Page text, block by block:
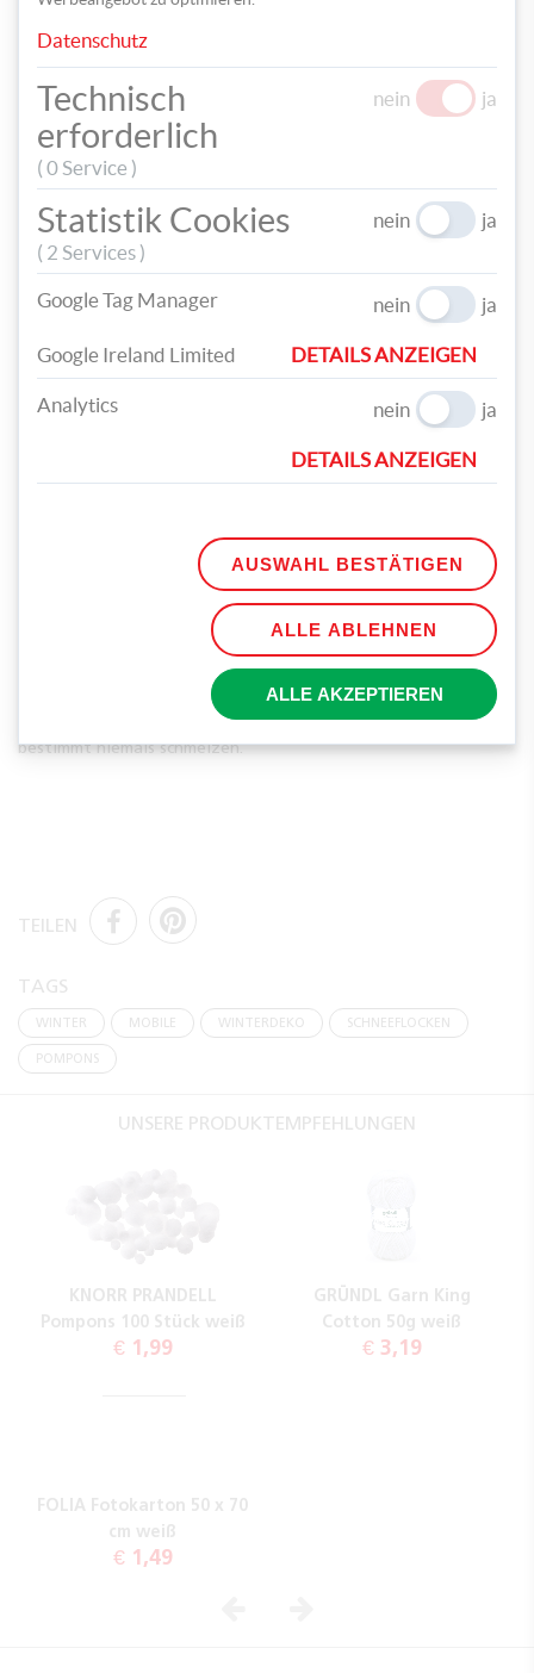
Sind alle Fäden fertig dekoriert, befestigen Sie noch ein Stück
weißen Garn als Aufhängung an dem Ast. Wenn Sie möchten,
verschönern.
Fertig ist das Zauberhafte Mobile, dessen Schneeflocken
bestimmt niemals schmelzen.
TEILEN
TAGS
WINTER MOBILE WINTERDEKO SCHNEEFLOCKEN
POMPONS
UNSERE PRODUKTEMPFEHLUNGEN
KNORR PRANDELL
Pompons 100 Stück weiß
€ 1,99
GRÜNDL Garn King
Cotton 50g weiß
€ 3,19
FOLIA Fotokarton 50 x 70
cm weiß
€ 1,49
Datenschutz
Technisch
erforderlich
( 0 Service )
nein ja
Statistik Cookies
( 2 Services )
nein ja
Google Tag Manager nein ja
Google Ireland Limited DETAILS ANZEIGEN
Analytics nein ja
DETAILS ANZEIGEN
AUSWAHL BESTÄTIGEN
ALLE ABLEHNEN
ALLE AKZEPTIEREN